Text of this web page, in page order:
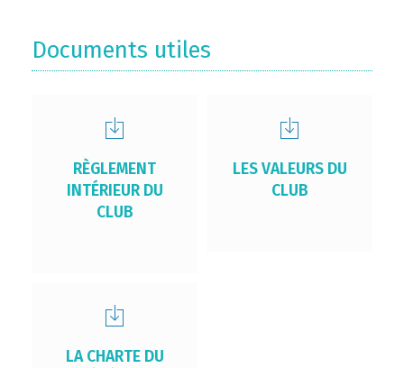
Documents utiles
RÈGLEMENT
INTÉRIEUR DU
CLUB
LES VALEURS DU
CLUB
LA CHARTE DU